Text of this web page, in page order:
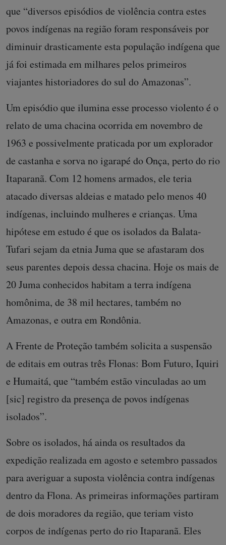
que “diversos episódios de violência contra estes
povos indígenas na região foram responsáveis por
diminuir drasticamente esta população indígena que
já foi estimada em milhares pelos primeiros
viajantes historiadores do sul do Amazonas”.
Um episódio que ilumina esse processo violento é o
relato de uma chacina ocorrida em novembro de
1963 e possivelmente praticada por um explorador
de castanha e sorva no igarapé do Onça, perto do rio
Itaparanã. Com 12 homens armados, ele teria
atacado diversas aldeias e matado pelo menos 40
indígenas, incluindo mulheres e crianças. Uma
hipótese em estudo é que os isolados da Balata-
Tufari sejam da etnia Juma que se afastaram dos
seus parentes depois dessa chacina. Hoje os mais de
20 Juma conhecidos habitam a terra indígena
homônima, de 38 mil hectares, também no
Amazonas, e outra em Rondônia.
A Frente de Proteção também solicita a suspensão
de editais em outras três Flonas: Bom Futuro, Iquiri
e Humaitá, que “também estão vinculadas ao um
[sic] registro da presença de povos indígenas
isolados”.
Sobre os isolados, há ainda os resultados da
expedição realizada em agosto e setembro passados
para averiguar a suposta violência contra indígenas
dentro da Flona. As primeiras informações partiram
de dois moradores da região, que teriam visto
corpos de indígenas perto do rio Itaparanã. Eles